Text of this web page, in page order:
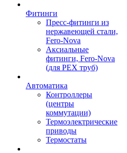
Фитинги
Пресс-фитинги из
нержавеющей стали,
Fero-Nova
Аксиальные
фитинги, Fero-Nova
(для PEX труб)
Автоматика
Контроллеры
(центры
коммутации)
Термоэлектрические
приводы
Термостаты